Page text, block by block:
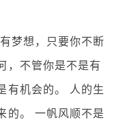
梦想，只要你不断
，不管你是不是有
有机会的。 人的生
的。 一帆风顺不是